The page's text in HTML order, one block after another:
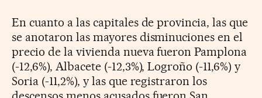
En cuanto a las capitales de provincia, las que
se anotaron las mayores disminuciones en el
precio de la vivienda nueva fueron Pamplona
(-12,6%), Albacete (-12,3%), Logroño (-11,6%) y
Soria (-11,2%), y las que registraron los